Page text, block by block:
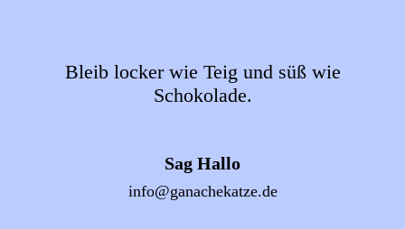
Bleib locker wie Teig und süß wie
Schokolade.
Sag Hallo
info@ganachekatze.de